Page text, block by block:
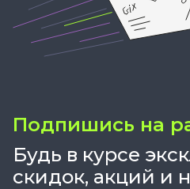
Подпишись на
Будь в курсе
скидок, акций и